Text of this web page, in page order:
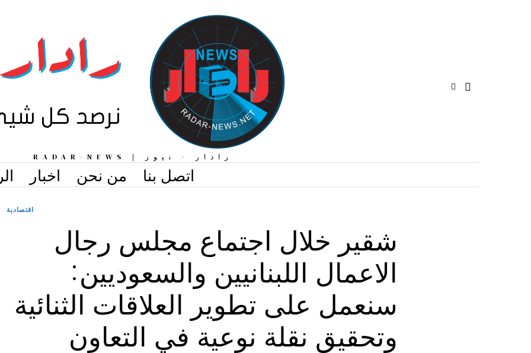
رادار - نيوز | RADAR-NEWS
اخبار من نحن اتصل بنا
اقتصادية
شقير خلال اجتماع مجلس رجال
الاعمال اللبنانيين والسعوديين:
سنعمل على تطوير العلاقات الثنائية
وتحقيق نقلة نوعية في التعاون